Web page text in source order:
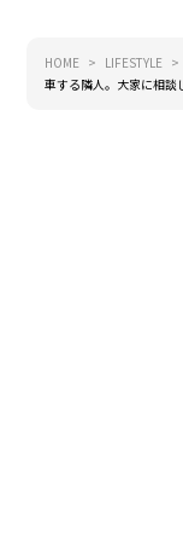
HOME LIFESTYLE
車する隣人。大家に相談